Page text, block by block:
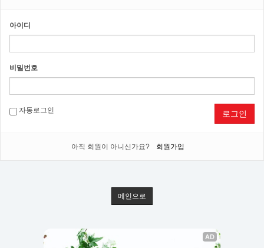
아이디
비밀번호
자동로그인 로그인
아직 회원이 아니신가요? 회원가입
메인으로